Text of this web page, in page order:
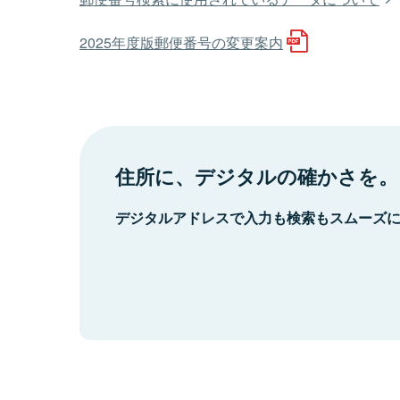
2025年度版郵便番号の変更案内
住所に、デジタルの確かさを。
デジタルアドレスで入力も検索もスムーズ